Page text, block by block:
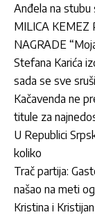
Anđela na stubu
MILICA KEMEZ
NAGRADE
Stefana Karića
sada se sve
Kačavenda ne
titule za
U Republici
koliko
Trač partija:
našao na meti
Kristina i